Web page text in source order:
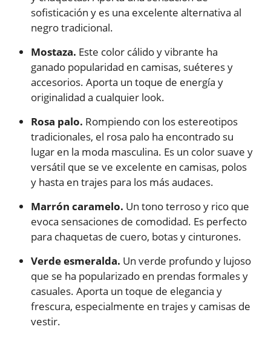
sofisticación y es una excelente alternativa al
negro tradicional.
Mostaza. Este color cálido y vibrante ha
ganado popularidad en camisas, suéteres y
accesorios. Aporta un toque de energía y
originalidad a cualquier look.
Rosa palo. Rompiendo con los estereotipos
tradicionales, el rosa palo ha encontrado su
lugar en la moda masculina. Es un color suave y
versátil que se ve excelente en camisas, polos
y hasta en trajes para los más audaces.
Marrón caramelo. Un tono terroso y rico que
evoca sensaciones de comodidad. Es perfecto
para chaquetas de cuero, botas y cinturones.
Verde esmeralda. Un verde profundo y lujoso
que se ha popularizado en prendas formales y
casuales. Aporta un toque de elegancia y
frescura, especialmente en trajes y camisas de
vestir.